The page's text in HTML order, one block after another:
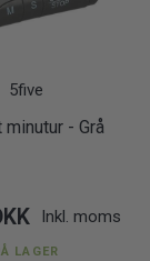
5five
- Grå
Inkl. moms
LAGER